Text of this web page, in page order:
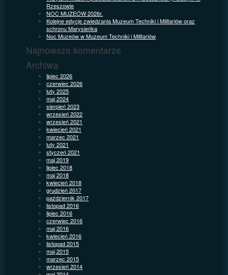
Rzeszowie
NOC MUZEÓW 2026r.
Kolejne edycje zwiedzania Muzeum Techniki i Militariów oraz
schronu Marysieńka
Noc Muzeów w Muzeum Techniki i Militariów
Najnowsze komentarze
Archiwa
lipiec 2026
czerwiec 2026
luty 2025
maj 2024
sierpień 2023
wrzesień 2022
wrzesień 2021
kwiecień 2021
marzec 2021
luty 2021
styczeń 2021
maj 2019
lipiec 2018
maj 2018
kwiecień 2018
grudzień 2017
październik 2017
listopad 2016
lipiec 2016
czerwiec 2016
maj 2016
kwiecień 2016
listopad 2015
maj 2015
marzec 2015
wrzesień 2014